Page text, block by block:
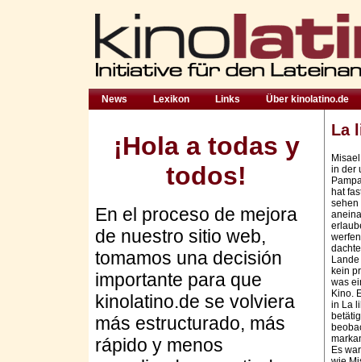
News Lexikon Links Über kinolatino.de
¡Hola a todas y
todos!
En el proceso de mejora
de nuestro sitio web,
tomamos una decisión
importante para que
kinolatino.de se volviera
más estructurado, más
rápido y menos
La
in der
hat
sehen
kein
was
Kino.
in La
Es